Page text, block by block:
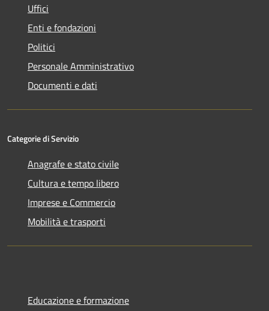
Uffici
Enti e fondazioni
Politici
Personale Amministrativo
Documenti e dati
Categorie di Servizio
Anagrafe e stato civile
Cultura e tempo libero
Imprese e Commercio
Mobilità e trasporti
Educazione e formazione